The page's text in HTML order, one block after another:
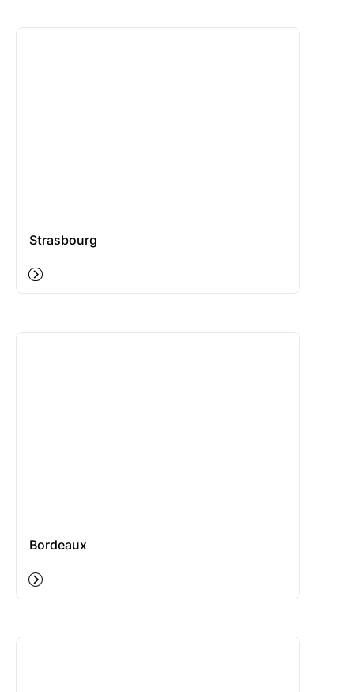
Strasbourg
Bordeaux